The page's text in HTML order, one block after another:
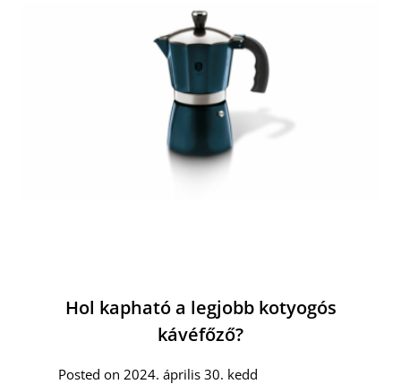
Hol kapható a legjobb kotyogós
kávéfőző?
Posted on 2024. április 30. kedd